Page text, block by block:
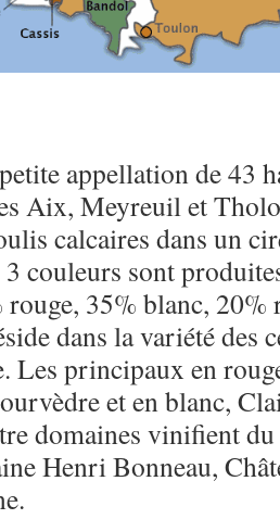
appellation de 43
Aix, Meyreuil et
calcaires dans un
3 couleurs sont
35% blanc, 20%
dans la variété des
Les principaux en
et en blanc,
domaines vinifient
Henri Bonneau,